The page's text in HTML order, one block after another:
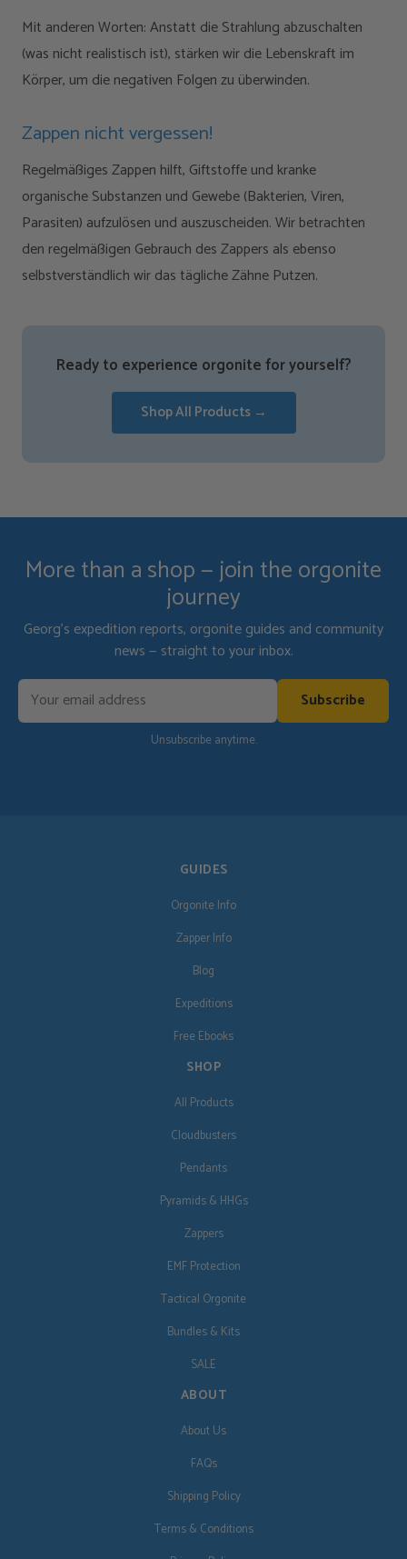
Mit anderen Worten: Anstatt die Strahlung abzuschalten
(was nicht realistisch ist), stärken wir die Lebenskraft im
Körper, um die negativen Folgen zu überwinden.
Zappen nicht vergessen!
Regelmäßiges Zappen hilft, Giftstoffe und kranke
organische Substanzen und Gewebe (Bakterien, Viren,
Parasiten) aufzulösen und auszuscheiden. Wir betrachten
den regelmäßigen Gebrauch des Zappers als ebenso
selbstverständlich wir das tägliche Zähne Putzen.
Ready to experience orgonite for yourself?
Shop All Products →
More than a shop — join the orgonite
journey
Georg's expedition reports, orgonite guides and community
news — straight to your inbox.
Subscribe
Unsubscribe anytime.
GUIDES
Orgonite Info
Zapper Info
Blog
Expeditions
Free Ebooks
SHOP
All Products
Cloudbusters
Pendants
Pyramids & HHGs
Zappers
EMF Protection
Tactical Orgonite
Bundles & Kits
SALE
ABOUT
About Us
FAQs
Shipping Policy
Terms & Conditions